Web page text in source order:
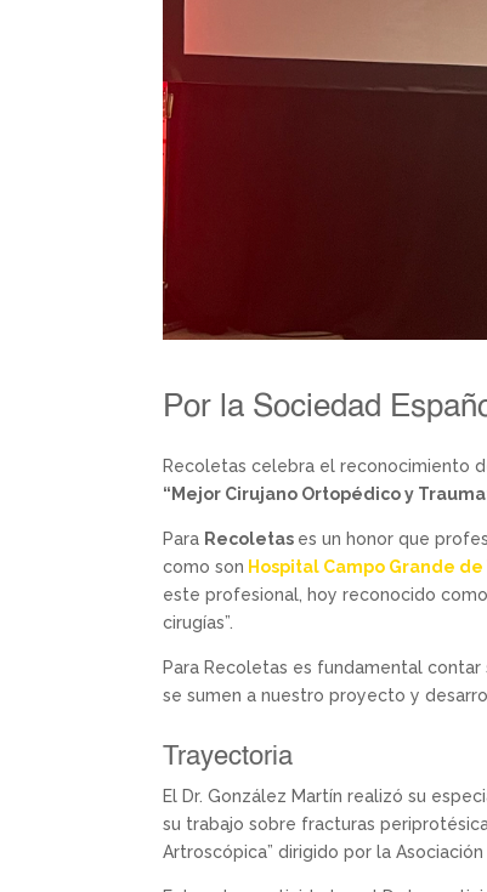
Por la Sociedad
Recoletas celebra el reconocimiento
“Mejor Cirujano Ortopédico y
Para Recoletas es un honor que
como son Hospital Campo Grande
este profesional, hoy reconocido
cirugías”.
Para Recoletas es fundamental contar
se sumen a nuestro proyecto y
Trayectoria
El Dr. González Martín realizó su
su trabajo sobre fracturas
Artroscópica” dirigido por la